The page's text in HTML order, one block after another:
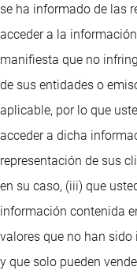
se ha informado de las
acceder a la
manifiesta que no
de sus entidades o
aplicable, por lo que
acceder a dicha
representación de sus
en su caso, (iii) que
información contenida
valores que no han sido
y que solo pueden